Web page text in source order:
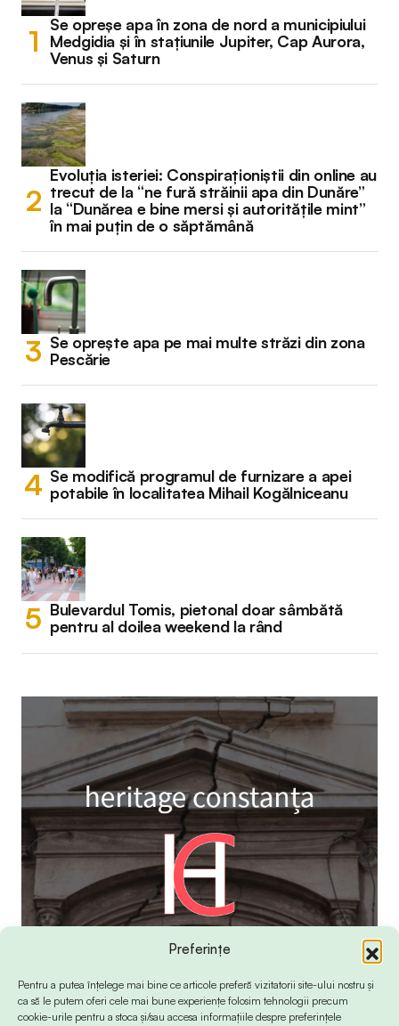
Preferințe
Pentru a putea înțelege mai bine ce articole preferă vizitatorii site-ului nostru și
ca să le putem oferi cele mai bune experiențe folosim tehnologii precum
cookie-urile pentru a stoca și/sau accesa informațiile despre preferințele
Se opreșe apa în zona de nord a municipiului
Medgidia și în stațiunile Jupiter, Cap Aurora,
Venus și Saturn
Evoluția isteriei: Conspiraționiștii din online au
trecut de la “ne fură străinii apa din Dunăre”
la “Dunărea e bine mersi și autoritățile mint”
în mai puțin de o săptămână
Se oprește apa pe mai multe străzi din zona
Pescărie
Se modifică programul de furnizare a apei
potabile în localitatea Mihail Kogălniceanu
Bulevardul Tomis, pietonal doar sâmbătă
pentru al doilea weekend la rând